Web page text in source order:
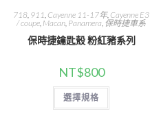
718, 911, Cayenne 11-17年, Cayenne E3
/ coupe, Macan, Panamera, 保時捷車系
保時捷鑰匙殼 粉紅豬系列
NT$800
選擇規格
此
品